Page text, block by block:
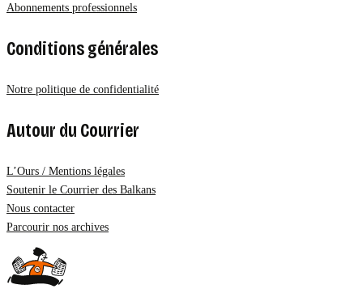
Abonnements professionnels
Conditions générales
Notre politique de confidentialité
Autour du Courrier
L’Ours / Mentions légales
Soutenir le Courrier des Balkans
Nous contacter
Parcourir nos archives